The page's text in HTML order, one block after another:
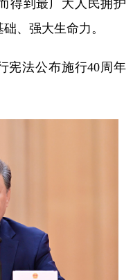
得到最广大人民拥护
、强大生命力。
宪法公布施行40周年